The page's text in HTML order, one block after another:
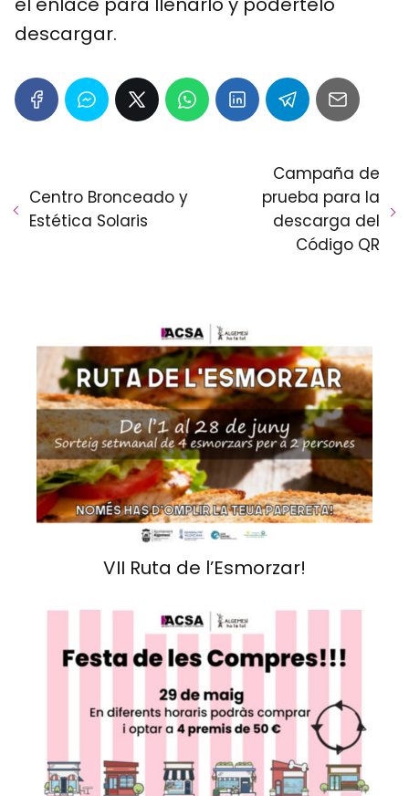
descargar.
Centro Bronceado y
Estética Solaris
Campaña de
prueba para la
descarga del
Código QR
VII Ruta de l’Esmorzar!